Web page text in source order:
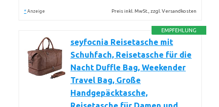
* Anzeige Preis inkl. MwSt., zzgl. Versandkosten
EMPFEHLUNG
seyfocnia Reisetasche mit
Schuhfach, Reisetasche für die
Nacht Duffle Bag, Weekender
Travel Bag, Große
Handgepäcktasche,